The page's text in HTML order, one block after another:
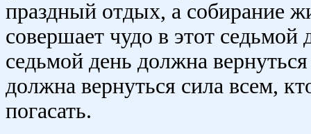
праздный отдых, а собирание
совершает чудо в этот
седьмой день должна
должна вернуться сила всем,
погасать.